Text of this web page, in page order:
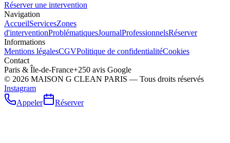
Réserver une intervention
Navigation
AccueilServicesZones
d'interventionProblématiquesJournalProfessionnelsRéserver
Informations
Mentions légalesCGVPolitique de confidentialitéCookies
Contact
Paris & Île-de-France+250 avis Google
© 2026 MAISON G CLEAN PARIS — Tous droits réservés
Instagram
Appeler
Réserver